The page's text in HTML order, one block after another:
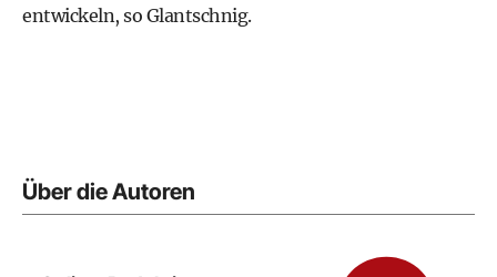
entwickeln, so Glantschnig.
Über die Autoren